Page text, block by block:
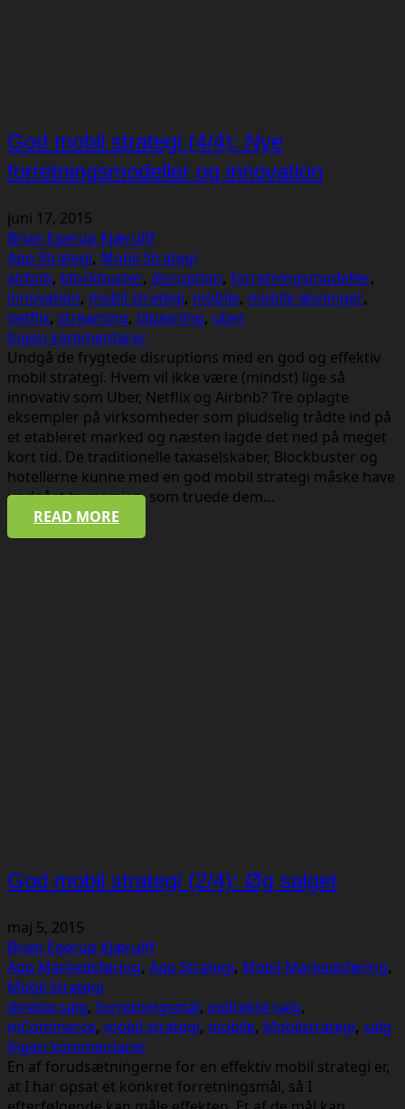
God mobil strategi (4/4): Nye
forretningsmodeller og innovation
juni 17, 2015
Brian Egerup Kjærulff
App Strategi, Mobil Strategi
airbnb, blockbuster, disruption, forretningsmodeller,
innovation, mobil strategi, mobile, mobile løsninger,
netflix, streaming, tilpasning, uber
Ingen kommentarer
Undgå de frygtede disruptions med en god og effektiv
mobil strategi. Hvem vil ikke være (mindst) lige så
innovativ som Uber, Netflix og Airbnb? Tre oplagte
eksempler på virksomheder som pludselig trådte ind på
et etableret marked og næsten lagde det ned på meget
kort tid. De traditionelle taxaselskaber, Blockbuster og
hotellerne kunne med en god mobil strategi måske have
undgået tsunamien, som truede dem…
READ MORE
God mobil strategi (2/4): Øg salget
maj 5, 2015
Brian Egerup Kjærulff
App Markedsføring, App Strategi, Mobil Markedsføring,
Mobil Strategi
direkte salg, forretningsmål, indirekte salg,
mCommerce, mobil strategi, mobile, Mobilstrategi, salg
Ingen kommentarer
En af forudsætningerne for en effektiv mobil strategi er,
at I har opsat et konkret forretningsmål, så I